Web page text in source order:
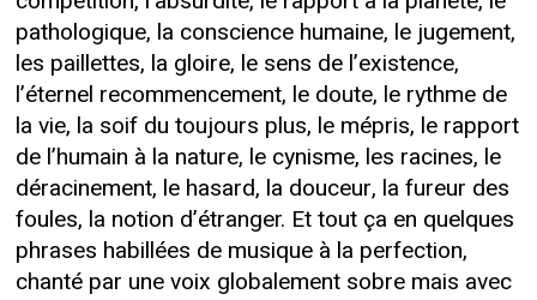
pathologique, la conscience humaine, le jugement,
les paillettes, la gloire, le sens de l’existence,
l’éternel recommencement, le doute, le rythme de
la vie, la soif du toujours plus, le mépris, le rapport
de l’humain à la nature, le cynisme, les racines, le
déracinement, le hasard, la douceur, la fureur des
foules, la notion d’étranger. Et tout ça en quelques
phrases habillées de musique à la perfection,
chanté par une voix globalement sobre mais avec